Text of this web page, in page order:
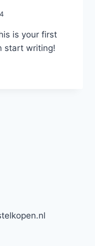
is your first
start writing!